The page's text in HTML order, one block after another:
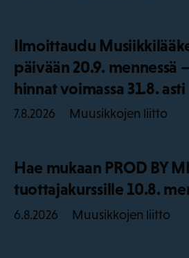
Ilmoittaudu
päivään 20.9. mennessä
hinnat voimassa 31.8. asti
7.8.2026 Muusikkojen liitto
Hae mukaan PROD BY
tuottajakurssille 10.8.
6.8.2026 Muusikkojen liitto